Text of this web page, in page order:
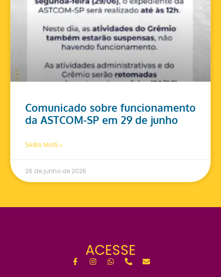
Comunicado sobre funcionamento
da ASTCOM-SP em 29 de junho
SAIBA MAIS »
26 de junho de 2026
ACESSE